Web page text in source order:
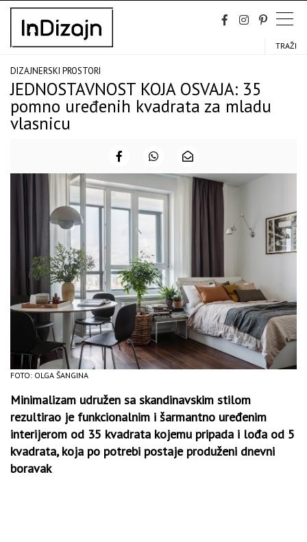
Skip
content
TRAŽI
DIZAJNERSKI PROSTORI
JEDNOSTAVNOST KOJA OSVAJA: 35
pomno uređenih kvadrata za mladu
vlasnicu
FOTO: OLGA ŠANGINA
Minimalizam udružen sa skandinavskim stilom
rezultirao je funkcionalnim i šarmantno uređenim
interijerom od 35 kvadrata kojemu pripada i lođa od 5
kvadrata, koja po potrebi postaje produženi dnevni
boravak